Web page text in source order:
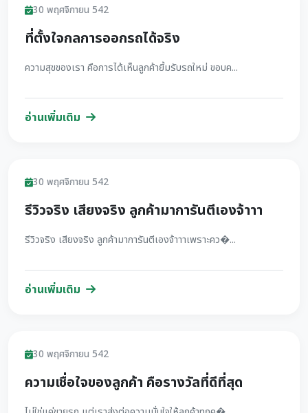
รีวิว
30 พฤศจิกายน 542
ที่ตั้งใจกลการออกรถได้จริง
ความสุขของเรา คือการได้เห็นลูกค้ายิ้มรับรถใหม่ ขอบค...
อ่านเพิ่มเติม
รีวิว
30 พฤศจิกายน 542
รีวิวจริง เสียงจริง ลูกค้ามาการันตีเองจ้าาา
รีวิวจริง เสียงจริง ลูกค้ามาการันตีเองจ้าาาเพราะคว�...
อ่านเพิ่มเติม
รีวิว
30 พฤศจิกายน 542
ความเชื่อใจของลูกค้า คือรางวัลที่ดีที่สุด